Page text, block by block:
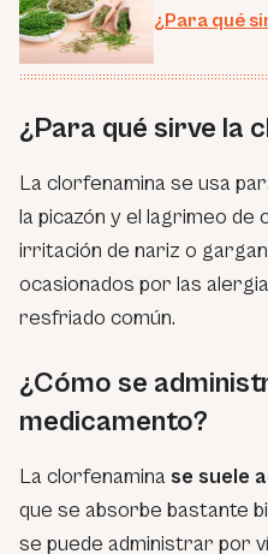
¿Para qué
¿Para qué sirve la
La clorfenamina se usa
la picazón y el lagrimeo de
irritación de nariz o
ocasionados por las
resfriado común.
¿Cómo se
medicamento?
La clorfenamina se suele
que se absorbe bastante
se puede administrar por